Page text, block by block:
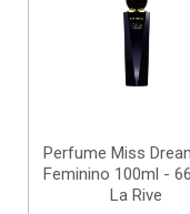
Perfume Miss
Feminino 100ml -
La Rive